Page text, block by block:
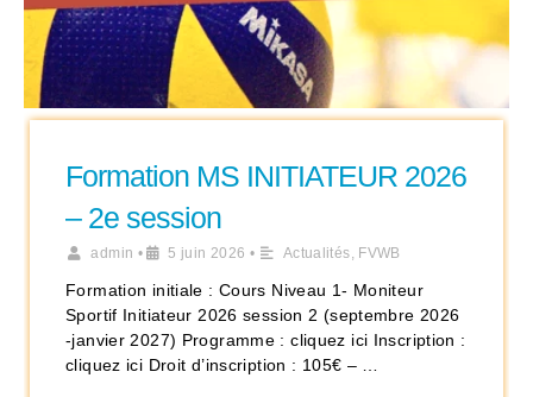
Formation MS INITIATEUR 2026
– 2e session
admin • 5 juin 2026 • Actualités, FVWB
Formation initiale : Cours Niveau 1- Moniteur
Sportif Initiateur 2026 session 2 (septembre 2026
-janvier 2027) Programme : cliquez ici Inscription :
cliquez ici Droit d’inscription : 105€ – …